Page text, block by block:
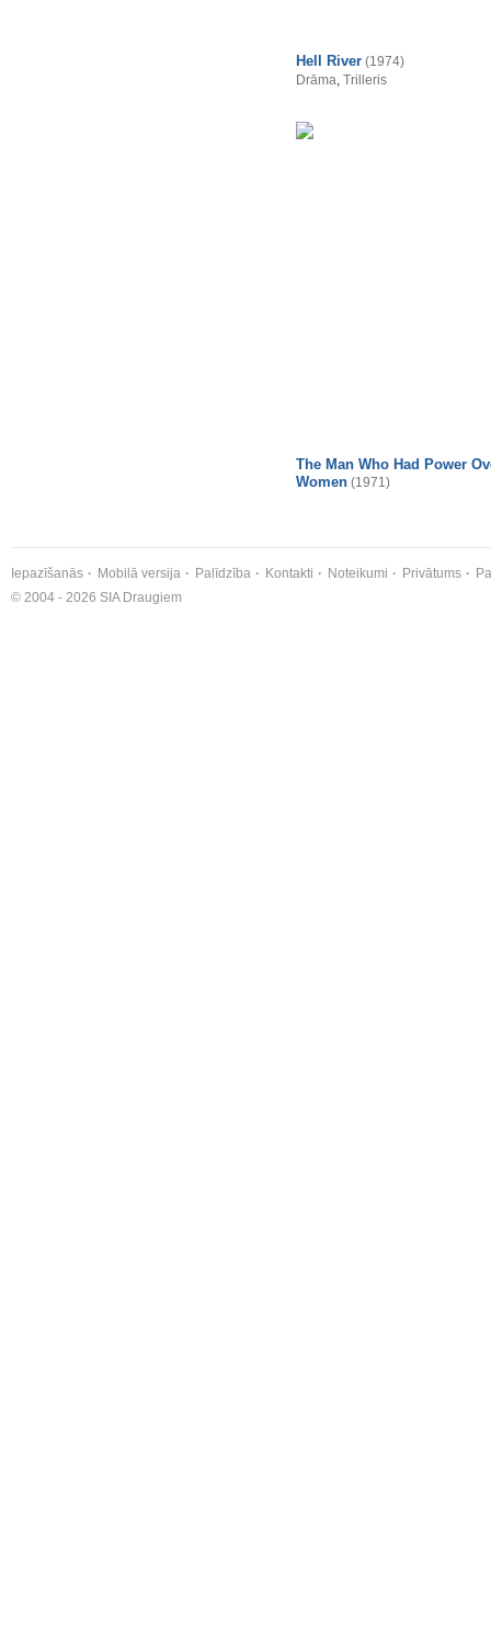
Hell River (1974)
Drāma, Trilleris
The Man Who Had Power
Women (1971)
Iepazīšanās Mobilā versija Palīdzība Kontakti Noteikumi Privātums
© 2004 - 2026 SIA Draugiem